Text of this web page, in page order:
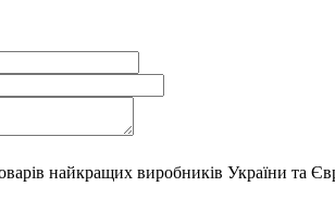
найкращих виробників України та